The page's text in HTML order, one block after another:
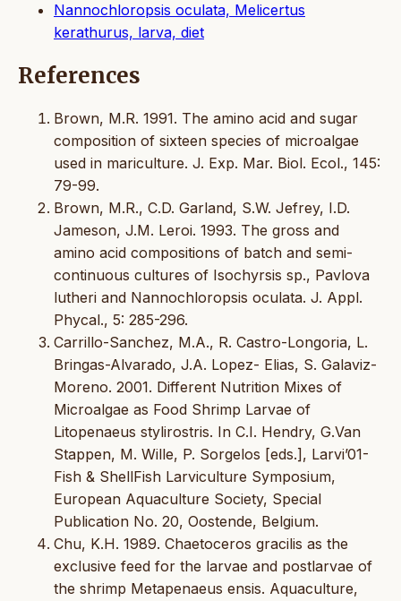
Nannochloropsis oculata, Melicertus
kerathurus, larva, diet
References
Brown, M.R. 1991. The amino acid and sugar
composition of sixteen species of microalgae
used in mariculture. J. Exp. Mar. Biol. Ecol., 145:
79-99.
Brown, M.R., C.D. Garland, S.W. Jefrey, I.D.
Jameson, J.M. Leroi. 1993. The gross and
amino acid compositions of batch and semi-
continuous cultures of Isochyrsis sp., Pavlova
lutheri and Nannochloropsis oculata. J. Appl.
Phycal., 5: 285-296.
Carrillo-Sanchez, M.A., R. Castro-Longoria, L.
Bringas-Alvarado, J.A. Lopez- Elias, S. Galaviz-
Moreno. 2001. Different Nutrition Mixes of
Microalgae as Food Shrimp Larvae of
Litopenaeus stylirostris. In C.I. Hendry, G.Van
Stappen, M. Wille, P. Sorgelos [eds.], Larvi’01-
Fish & ShellFish Larviculture Symposium,
European Aquaculture Society, Special
Publication No. 20, Oostende, Belgium.
Chu, K.H. 1989. Chaetoceros gracilis as the
exclusive feed for the larvae and postlarvae of
the shrimp Metapenaeus ensis. Aquaculture,